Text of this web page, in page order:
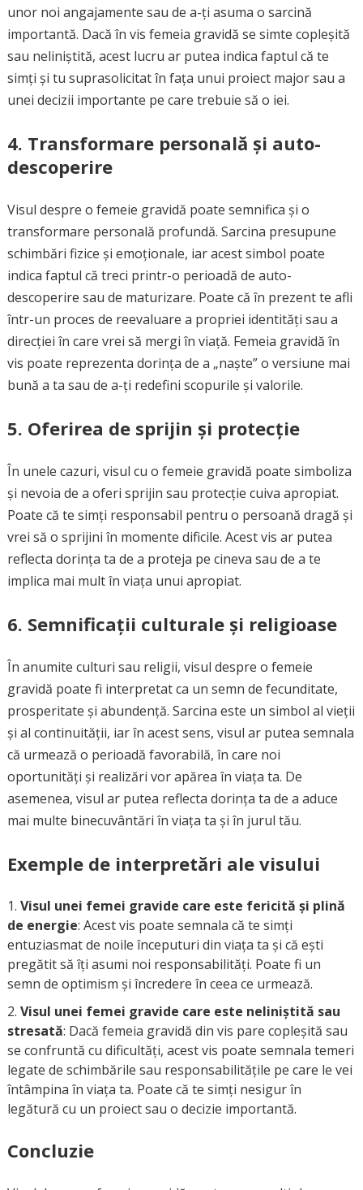
unor noi angajamente sau de a-ți asuma o sarcină
importantă. Dacă în vis femeia gravidă se simte copleșită
sau neliniștită, acest lucru ar putea indica faptul că te
simți și tu suprasolicitat în fața unui proiect major sau a
unei decizii importante pe care trebuie să o iei.
4. Transformare personală și auto-
descoperire
Visul despre o femeie gravidă poate semnifica și o
transformare personală profundă. Sarcina presupune
schimbări fizice și emoționale, iar acest simbol poate
indica faptul că treci printr-o perioadă de auto-
descoperire sau de maturizare. Poate că în prezent te afli
într-un proces de reevaluare a propriei identități sau a
direcției în care vrei să mergi în viață. Femeia gravidă în
vis poate reprezenta dorința de a „naște” o versiune mai
bună a ta sau de a-ți redefini scopurile și valorile.
5. Oferirea de sprijin și protecție
În unele cazuri, visul cu o femeie gravidă poate simboliza
și nevoia de a oferi sprijin sau protecție cuiva apropiat.
Poate că te simți responsabil pentru o persoană dragă și
vrei să o sprijini în momente dificile. Acest vis ar putea
reflecta dorința ta de a proteja pe cineva sau de a te
implica mai mult în viața unui apropiat.
6. Semnificații culturale și religioase
În anumite culturi sau religii, visul despre o femeie
gravidă poate fi interpretat ca un semn de fecunditate,
prosperitate și abundență. Sarcina este un simbol al vieții
și al continuității, iar în acest sens, visul ar putea semnala
că urmează o perioadă favorabilă, în care noi
oportunități și realizări vor apărea în viața ta. De
asemenea, visul ar putea reflecta dorința ta de a aduce
mai multe binecuvântări în viața ta și în jurul tău.
Exemple de interpretări ale visului
Visul unei femei gravide care este fericită și plină
de energie: Acest vis poate semnala că te simți
entuziasmat de noile începuturi din viața ta și că ești
pregătit să îți asumi noi responsabilități. Poate fi un
semn de optimism și încredere în ceea ce urmează.
Visul unei femei gravide care este neliniștită sau
stresată: Dacă femeia gravidă din vis pare copleșită sau
se confruntă cu dificultăți, acest vis poate semnala temeri
legate de schimbările sau responsabilitățile pe care le vei
întâmpina în viața ta. Poate că te simți nesigur în
legătură cu un proiect sau o decizie importantă.
Concluzie